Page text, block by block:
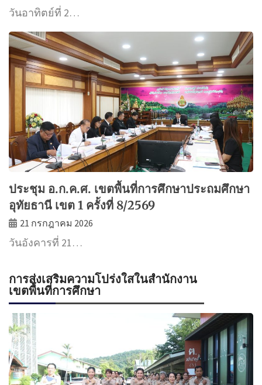
วันอาทิตย์ที่ 2…
ประชุม อ.ก.ค.ศ. เขตพื้นที่การศึกษาประถมศึกษา
อุทัยธานี เขต 1 ครั้งที่ 8/2569
21 กรกฎาคม 2026
วันอังคารที่ 21…
การส่งเสริมความโปร่งใสในสำนักงาน
เขตพื้นที่การศึกษา